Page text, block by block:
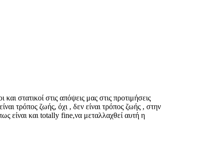
στατικοί στις απόψεις μας στις προτιμήσεις
τρόπος ζωής, όχι , δεν είναι τρόπος ζωής , στην
είναι και totally fine,να μεταλλαχθεί αυτή η